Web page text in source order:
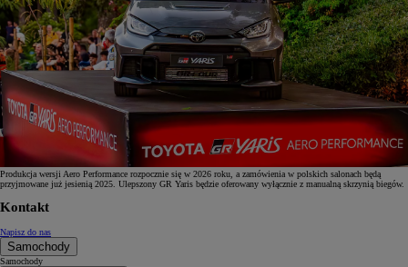
Produkcja wersji Aero Performance rozpocznie się w 2026 roku, a zamówienia w polskich salonach będą
przyjmowane już jesienią 2025. Ulepszony GR Yaris będzie oferowany wyłącznie z manualną skrzynią biegów.
Kontakt
Napisz do nas
Samochody
Samochody